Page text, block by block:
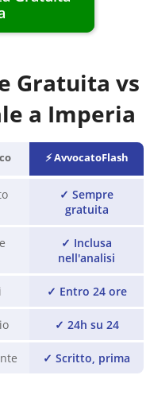
Gratuita vs
a Imperia
⚡ AvvocatoFlash
✓ Sempre
gratuita
✓ Inclusa
nell'analisi
✓ Entro 24 ore
✓ 24h su 24
✓ Scritto, prima